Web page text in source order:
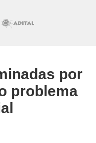
por
problema